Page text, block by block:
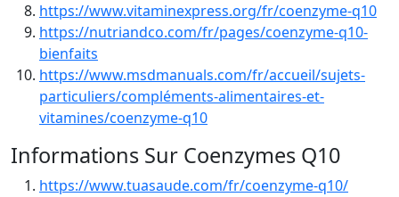
https://www.vitaminexpress.org/fr/coenzyme-q10
https://nutriandco.com/fr/pages/coenzyme-q10-
bienfaits
https://www.msdmanuals.com/fr/accueil/sujets-
particuliers/compléments-alimentaires-et-
vitamines/coenzyme-q10
Informations Sur Coenzymes Q10
https://www.tuasaude.com/fr/coenzyme-q10/